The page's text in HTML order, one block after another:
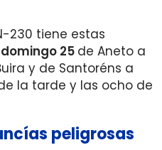
230 tiene estas
domingo 25 de Aneto a
y de Santoréns a
la tarde y las ocho de
peligrosas